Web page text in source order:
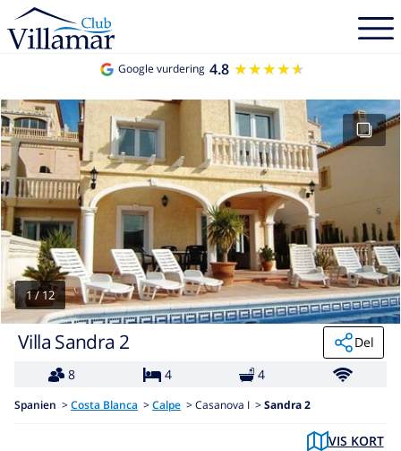
Google vurdering 4.8 ★★★★★
★★★★★
1/12
Villa Sandra 2
Del
8
4 4
Spanien > Costa Blanca > Calpe > Casanova I > Sandra 2
VIS KORT